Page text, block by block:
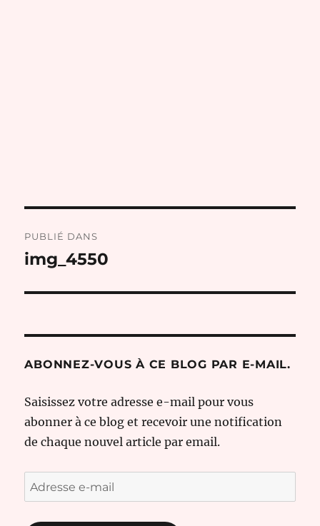
de
PUBLIÉ DANS
img_4550
ABONNEZ-VOUS À CE BLOG PAR E-MAIL.
Saisissez votre adresse e-mail pour vous
abonner à ce blog et recevoir une notification
de chaque nouvel article par email.
Adresse
e-
mail